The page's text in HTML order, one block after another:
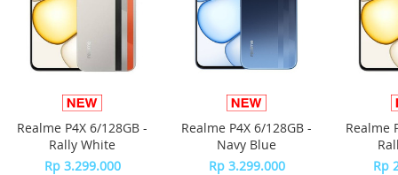
Realme P4X 6/128GB -
Rally White
Rp 3.299.000
Realme P4X 6/128GB -
Navy Blue
Rp 3.299.000
Realme
Rp